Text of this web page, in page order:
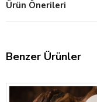
Ürün Önerileri
Benzer Ürünler